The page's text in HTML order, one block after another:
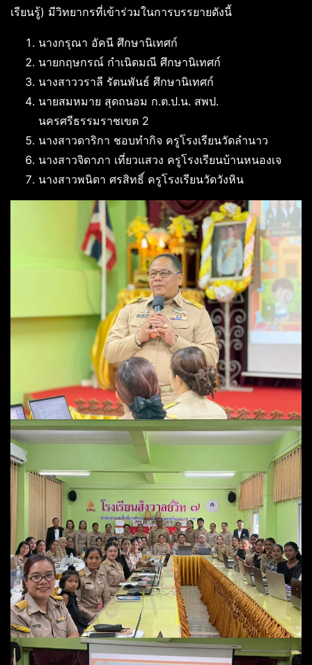
เรียนรู้) มีวิทยากรที่เข้าร่วมในการบรรยายดังนี้
นางกรุณา อัคนี ศึกษานิเทศก์
นายกฤษกรณ์ กำเนิดมณี ศึกษานิเทศก์
นางสาววราลี รัตนพันธ์ ศึกษานิเทศก์
นายสมหมาย สุดถนอม ก.ต.ป.น. สพป.
นครศรีธรรมราชเขต 2
นางสาวดาริกา ชอบทำกิจ ครูโรงเรียนวัดลำนาว
นางสาวจิดาภา เที่ยวแสวง ครูโรงเรียนบ้านหนองเจ
นางสาวพนิดา ศรสิทธิ์ ครูโรงเรียนวัดวังหิน